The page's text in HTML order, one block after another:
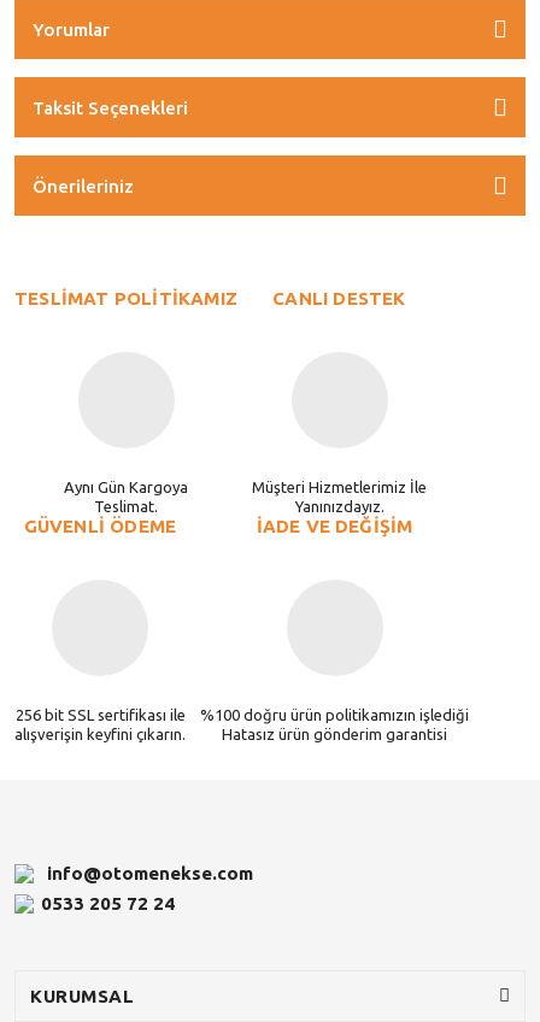
Yorumlar
Taksit Seçenekleri
Önerileriniz
TESLİMAT POLİTİKAMIZ
Aynı Gün Kargoya
Teslimat.
CANLI DESTEK
Müşteri Hizmetlerimiz İle
Yanınızdayız.
GÜVENLİ ÖDEME
256 bit SSL sertifikası ile
alışverişin keyfini çıkarın.
İADE VE DEĞİŞİM
%100 doğru ürün politikamızın işlediği
Hatasız ürün gönderim garantisi
info@otomenekse.com
0533 205 72 24
KURUMSAL